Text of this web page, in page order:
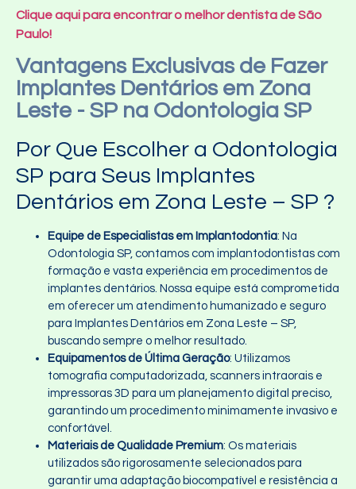
Clique aqui para encontrar o melhor dentista de São
Paulo!
Vantagens Exclusivas de Fazer
Implantes Dentários em Zona
Leste - SP na Odontologia SP
Por Que Escolher a Odontologia
SP para Seus Implantes
Dentários em Zona Leste – SP ?
Equipe de Especialistas em Implantodontia: Na
Odontologia SP, contamos com implantodontistas com
formação e vasta experiência em procedimentos de
implantes dentários. Nossa equipe está comprometida
em oferecer um atendimento humanizado e seguro
para Implantes Dentários em Zona Leste – SP,
buscando sempre o melhor resultado.
Equipamentos de Última Geração: Utilizamos
tomografia computadorizada, scanners intraorais e
impressoras 3D para um planejamento digital preciso,
garantindo um procedimento minimamente invasivo e
confortável.
Materiais de Qualidade Premium: Os materiais
utilizados são rigorosamente selecionados para
garantir uma adaptação biocompatível e resistência a